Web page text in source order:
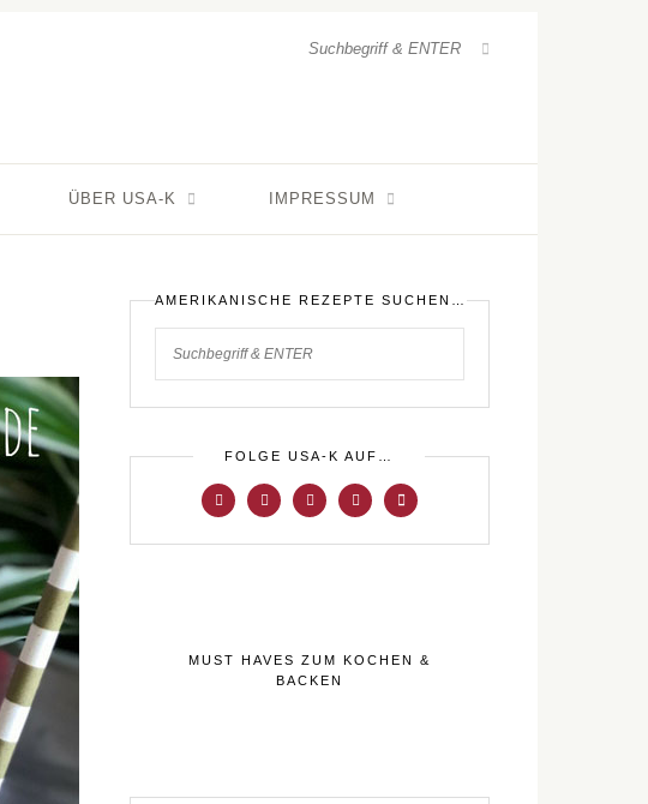
ÜBER USA-K IMPRESSUM
AMERIKANISCHE REZEPTE SUCHEN…
FOLGE USA-K AUF…
MUST HAVES ZUM KOCHEN &
BACKEN